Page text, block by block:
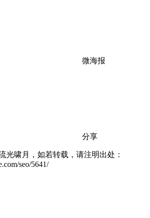
微海报
分享
光啸月，如若转载，请注明出处：
seo/5641/